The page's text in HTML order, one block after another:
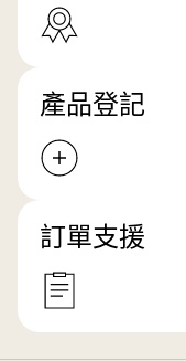
產品登記
訂單支援